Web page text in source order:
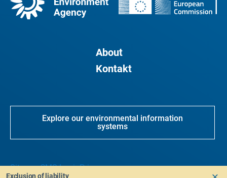
About
Kontakt
Explore our environmental information
systems
SitemapCMS LoginPrivacy
Exclusion of liability